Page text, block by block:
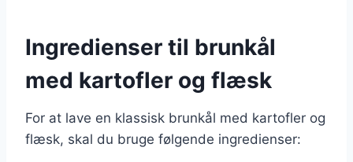
Ingredienser til brunkål
med kartofler og flæsk
For at lave en klassisk brunkål med kartofler og
flæsk, skal du bruge følgende ingredienser: